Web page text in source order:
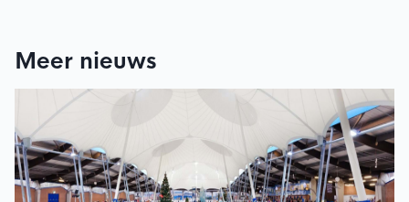
Meer nieuws